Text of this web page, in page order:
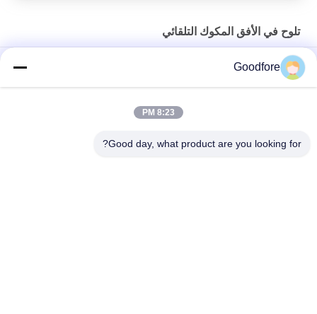
تلوح في الأفق المكوك التلقائي
نسج المكوك الأوتوماتيكي الإلكتروني المنوال لمكوك المكوك الكامبريك
تلوح في الأفق مكوك آلي 495 مم مكوك نول عالي الدقة
مكوك باور تلوح في الأفق بنسيج ضيق لهيكل فولاذي مكوك إلكتروني
Goodfore
8:23 PM
Good day, what product are you looking for?